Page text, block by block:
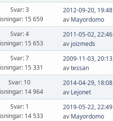
Svar: 3
15 659
2012-09-20, 19:48
av Mayordomo
Svar: 4
15 653
2011-05-02, 22:46
av joizmeds
Svar: 7
15 331
2009-11-03, 20:13
avtessan
Svar: 10
14 964
2014-04-29, 18:08
av Lejonet
Svar: 1
14 533
2019-05-22, 22:49
av Mayordomo